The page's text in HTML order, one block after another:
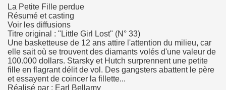
La Petite Fille perdue
Résumé et casting
Voir les diffusions
Titre original : "Little Girl Lost" (N° 33)
Une basketteuse de 12 ans attire l'attention du milieu, car
elle sait où se trouvent des diamants volés d'une valeur de
100.000 dollars. Starsky et Hutch surprennent une petite
fille en flagrant délit de vol. Des gangsters abattent le père
et essayent de coincer la fillette...
Réalisé par : Earl Bellamy